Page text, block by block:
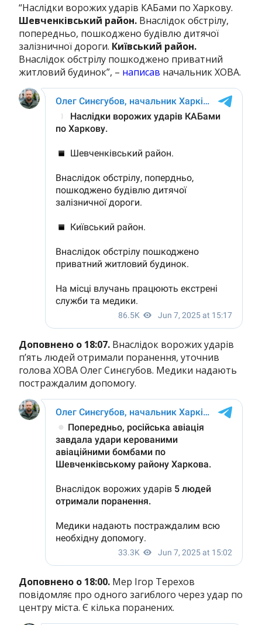
“Наслідки ворожих ударів КАБами по Харкову.
Шевченківський район. Внаслідок обстрілу,
попередньо, пошкоджено будівлю дитячої
залізничної дороги. Київський район.
Внаслідок обстрілу пошкоджено приватний
житловий будинок”, – написав начальник ХОВА.
Доповнено о 18:07. Внаслідок ворожих ударів
п’ять людей отримали поранення, уточнив
голова ХОВА Олег Синєгубов. Медики надають
постраждалим допомогу.
Доповнено о 18:00. Мер Ігор Терехов
повідомляє про одного загиблого через удар по
центру міста. Є кілька поранених.